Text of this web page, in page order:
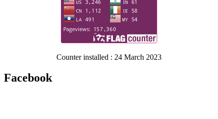
Counter installed : 24 March 2023
Facebook